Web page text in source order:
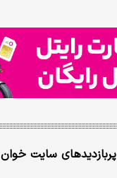
پربازدیدهای سایت خوان